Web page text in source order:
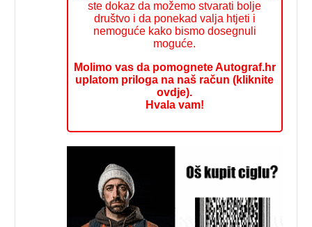
ste dokaz da možemo stvarati bolje
društvo i da ponekad valja htjeti i
nemoguće kako bismo dosegnuli
moguće.
Molimo vas da pomognete Autograf.hr
uplatom priloga na naš račun (kliknite
ovdje).
Hvala vam!